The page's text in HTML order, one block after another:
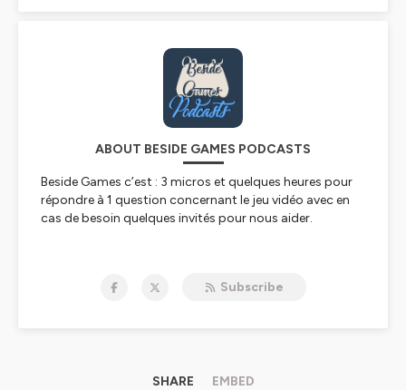
ABOUT BESIDE GAMES PODCASTS
Beside Games c’est : 3 micros et quelques heures pour
répondre à 1 question concernant le jeu vidéo avec en
cas de besoin quelques invités pour nous aider.
Subscribe
SHARE EMBED